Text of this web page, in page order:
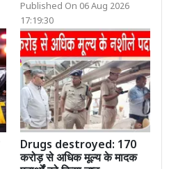
Published On 06 Aug 2026
17:19:30
Drugs destroyed: 170
करोड़ से अधिक मूल्य के मादक